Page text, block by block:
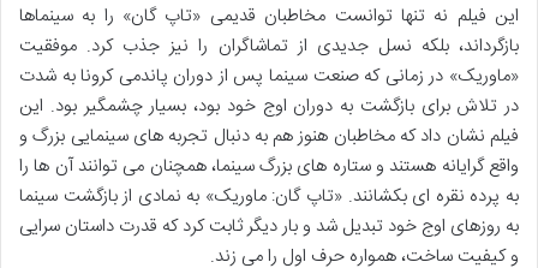
این فیلم نه تنها توانست مخاطبان قدیمی «تاپ گان» را به سینماها
بازگرداند، بلکه نسل جدیدی از تماشاگران را نیز جذب کرد. موفقیت
«ماوریک» در زمانی که صنعت سینما پس از دوران پاندمی کرونا به شدت
در تلاش برای بازگشت به دوران اوج خود بود، بسیار چشمگیر بود. این
فیلم نشان داد که مخاطبان هنوز هم به دنبال تجربه های سینمایی بزرگ و
واقع گرایانه هستند و ستاره های بزرگ سینما، همچنان می توانند آن ها را
به پرده نقره ای بکشانند. «تاپ گان: ماوریک» به نمادی از بازگشت سینما
به روزهای اوج خود تبدیل شد و بار دیگر ثابت کرد که قدرت داستان سرایی
و کیفیت ساخت، همواره حرف اول را می زند.